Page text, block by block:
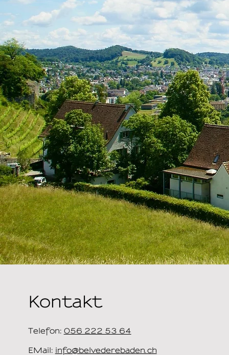
Kontakt
Telefon: 056 222 53 64
EMail: info@belvederebaden.ch